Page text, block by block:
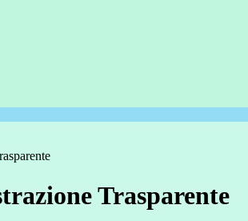
Trasparente